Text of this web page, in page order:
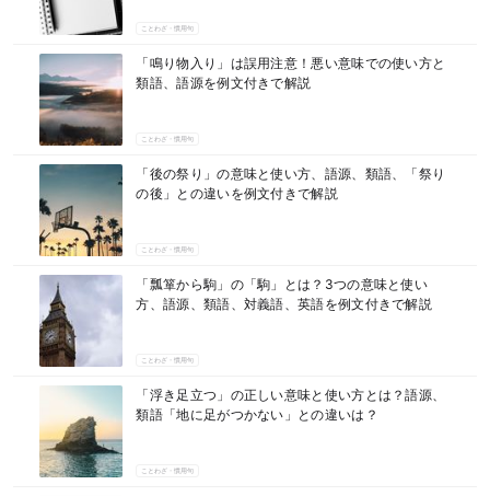
ことわざ・慣用句
「鳴り物入り」は誤用注意！悪い意味での使い方と
類語、語源を例文付きで解説
ことわざ・慣用句
「後の祭り」の意味と使い方、語源、類語、「祭り
の後」との違いを例文付きで解説
ことわざ・慣用句
「瓢箪から駒」の「駒」とは？3つの意味と使い
方、語源、類語、対義語、英語を例文付きで解説
ことわざ・慣用句
「浮き足立つ」の正しい意味と使い方とは？語源、
類語「地に足がつかない」との違いは？
ことわざ・慣用句